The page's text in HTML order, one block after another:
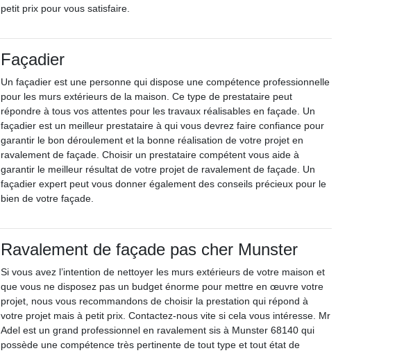
petit prix pour vous satisfaire.
Façadier
Un façadier est une personne qui dispose une compétence professionnelle
pour les murs extérieurs de la maison. Ce type de prestataire peut
répondre à tous vos attentes pour les travaux réalisables en façade. Un
façadier est un meilleur prestataire à qui vous devrez faire confiance pour
garantir le bon déroulement et la bonne réalisation de votre projet en
ravalement de façade. Choisir un prestataire compétent vous aide à
garantir le meilleur résultat de votre projet de ravalement de façade. Un
façadier expert peut vous donner également des conseils précieux pour le
bien de votre façade.
Ravalement de façade pas cher Munster
Si vous avez l’intention de nettoyer les murs extérieurs de votre maison et
que vous ne disposez pas un budget énorme pour mettre en œuvre votre
projet, nous vous recommandons de choisir la prestation qui répond à
votre projet mais à petit prix. Contactez-nous vite si cela vous intéresse. Mr
Adel est un grand professionnel en ravalement sis à Munster 68140 qui
possède une compétence très pertinente de tout type et tout état de